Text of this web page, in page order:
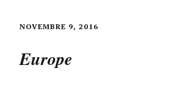
NOVEMBRE 9, 2016
Europe